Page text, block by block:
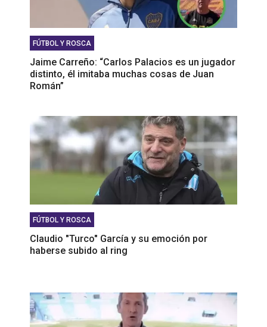
FÚTBOL Y ROSCA
Jaime Carreño: “Carlos Palacios es un jugador
distinto, él imitaba muchas cosas de Juan
Román”
FÚTBOL Y ROSCA
Claudio "Turco" García y su emoción por
haberse subido al ring